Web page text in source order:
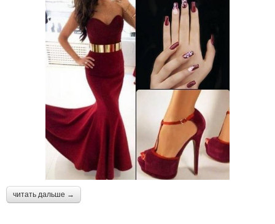
читать дальше →